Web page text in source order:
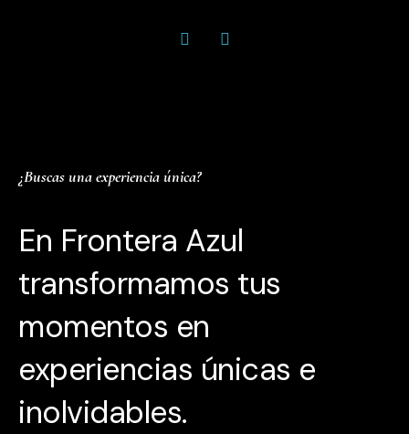
¿Buscas una experiencia única?
En Frontera Azul
transformamos tus
momentos en
experiencias únicas e
inolvidables.